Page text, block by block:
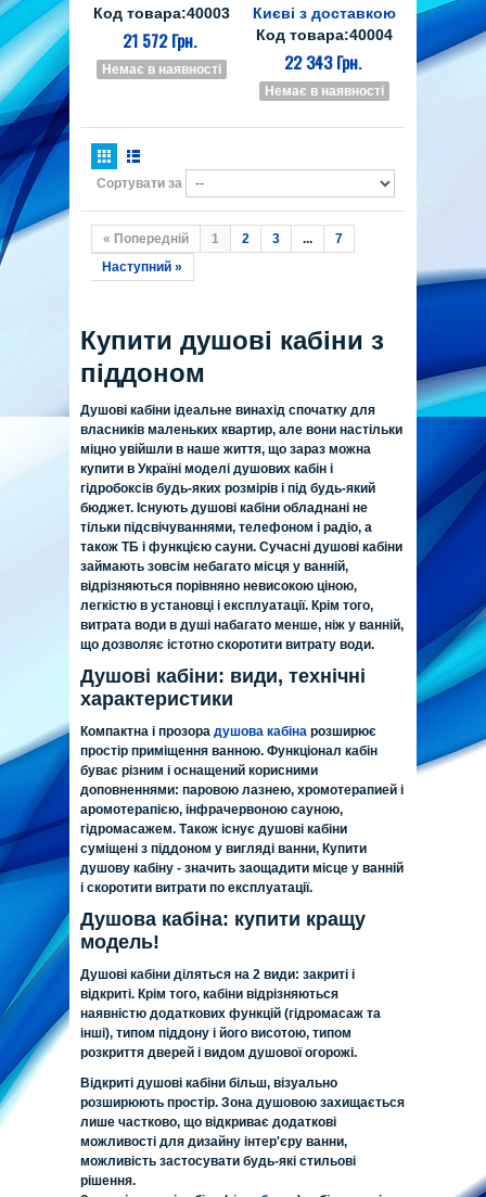
Код товара:40003
21 572 Грн.
Немає в наявності
Києві з доставкою
Код товара:40004
22 343 Грн.
Немає в наявності
Сортувати за
« Попередній 1 2 3 ...
7
Наступний »
Купити душові кабіни з
піддоном
Душові кабіни ідеальне винахід спочатку для
власників маленьких квартир, але вони настільки
міцно увійшли в наше життя, що зараз можна
купити в Україні моделі душових кабін і
гідробоксів будь-яких розмірів і під будь-який
бюджет. Існують душові кабіни обладнані не
тільки підсвічуваннями, телефоном і радіо, а
також ТБ і функцією сауни. Сучасні душові кабіни
займають зовсім небагато місця у ванній,
відрізняються порівняно невисокою ціною,
легкістю в установці і експлуатації. Крім того,
витрата води в душі набагато менше, ніж у ванній,
що дозволяє істотно скоротити витрату води.
Душові кабіни: види, технічні
характеристики
Компактна і прозора душова кабіна розширює
простір приміщення ванною. Функціонал кабін
буває різним і оснащений корисними
доповненнями: паровою лазнею, хромотерапией і
аромотерапією, інфрачервоною сауною,
гідромасажем. Також існує душові кабіни
суміщені з піддоном у вигляді ванни, Купити
душову кабіну - значить заощадити місце у ванній
і скоротити витрати по експлуатації.
Душова кабіна: купити кращу
модель!
Душові кабіни діляться на 2 види: закриті і
відкриті. Крім того, кабіни відрізняються
наявністю додаткових функцій (гідромасаж та
інші), типом піддону і його висотою, типом
розкриття дверей і видом душової огорожі.
Відкриті душові кабіни більш, візуально
розширюють простір. Зона душовою захищається
лише частково, що відкриває додаткові
можливості для дизайну інтер'єру ванни,
можливість застосувати будь-які стильові
рішення.